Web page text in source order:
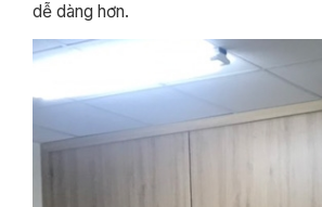
dễ dàng hơn.